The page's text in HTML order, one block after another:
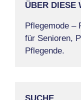
ÜBER DIESE
Pflegemode –
für Senioren,
Pflegende.